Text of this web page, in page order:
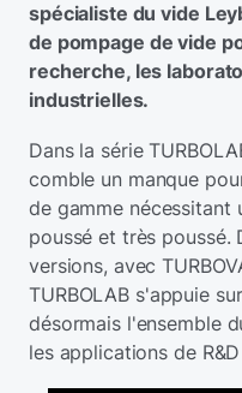
spécialiste du vide
de pompage de vide
recherche, les
industrielles.
Dans la série
comble un manque
de gamme nécessitant
poussé et très poussé.
versions, avec
TURBOLAB s'appuie
désormais l'ensemble
les applications de